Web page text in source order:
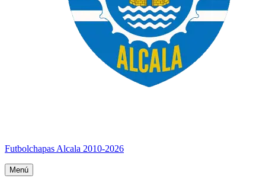
Futbolchapas Alcala 2010-2026
Menú